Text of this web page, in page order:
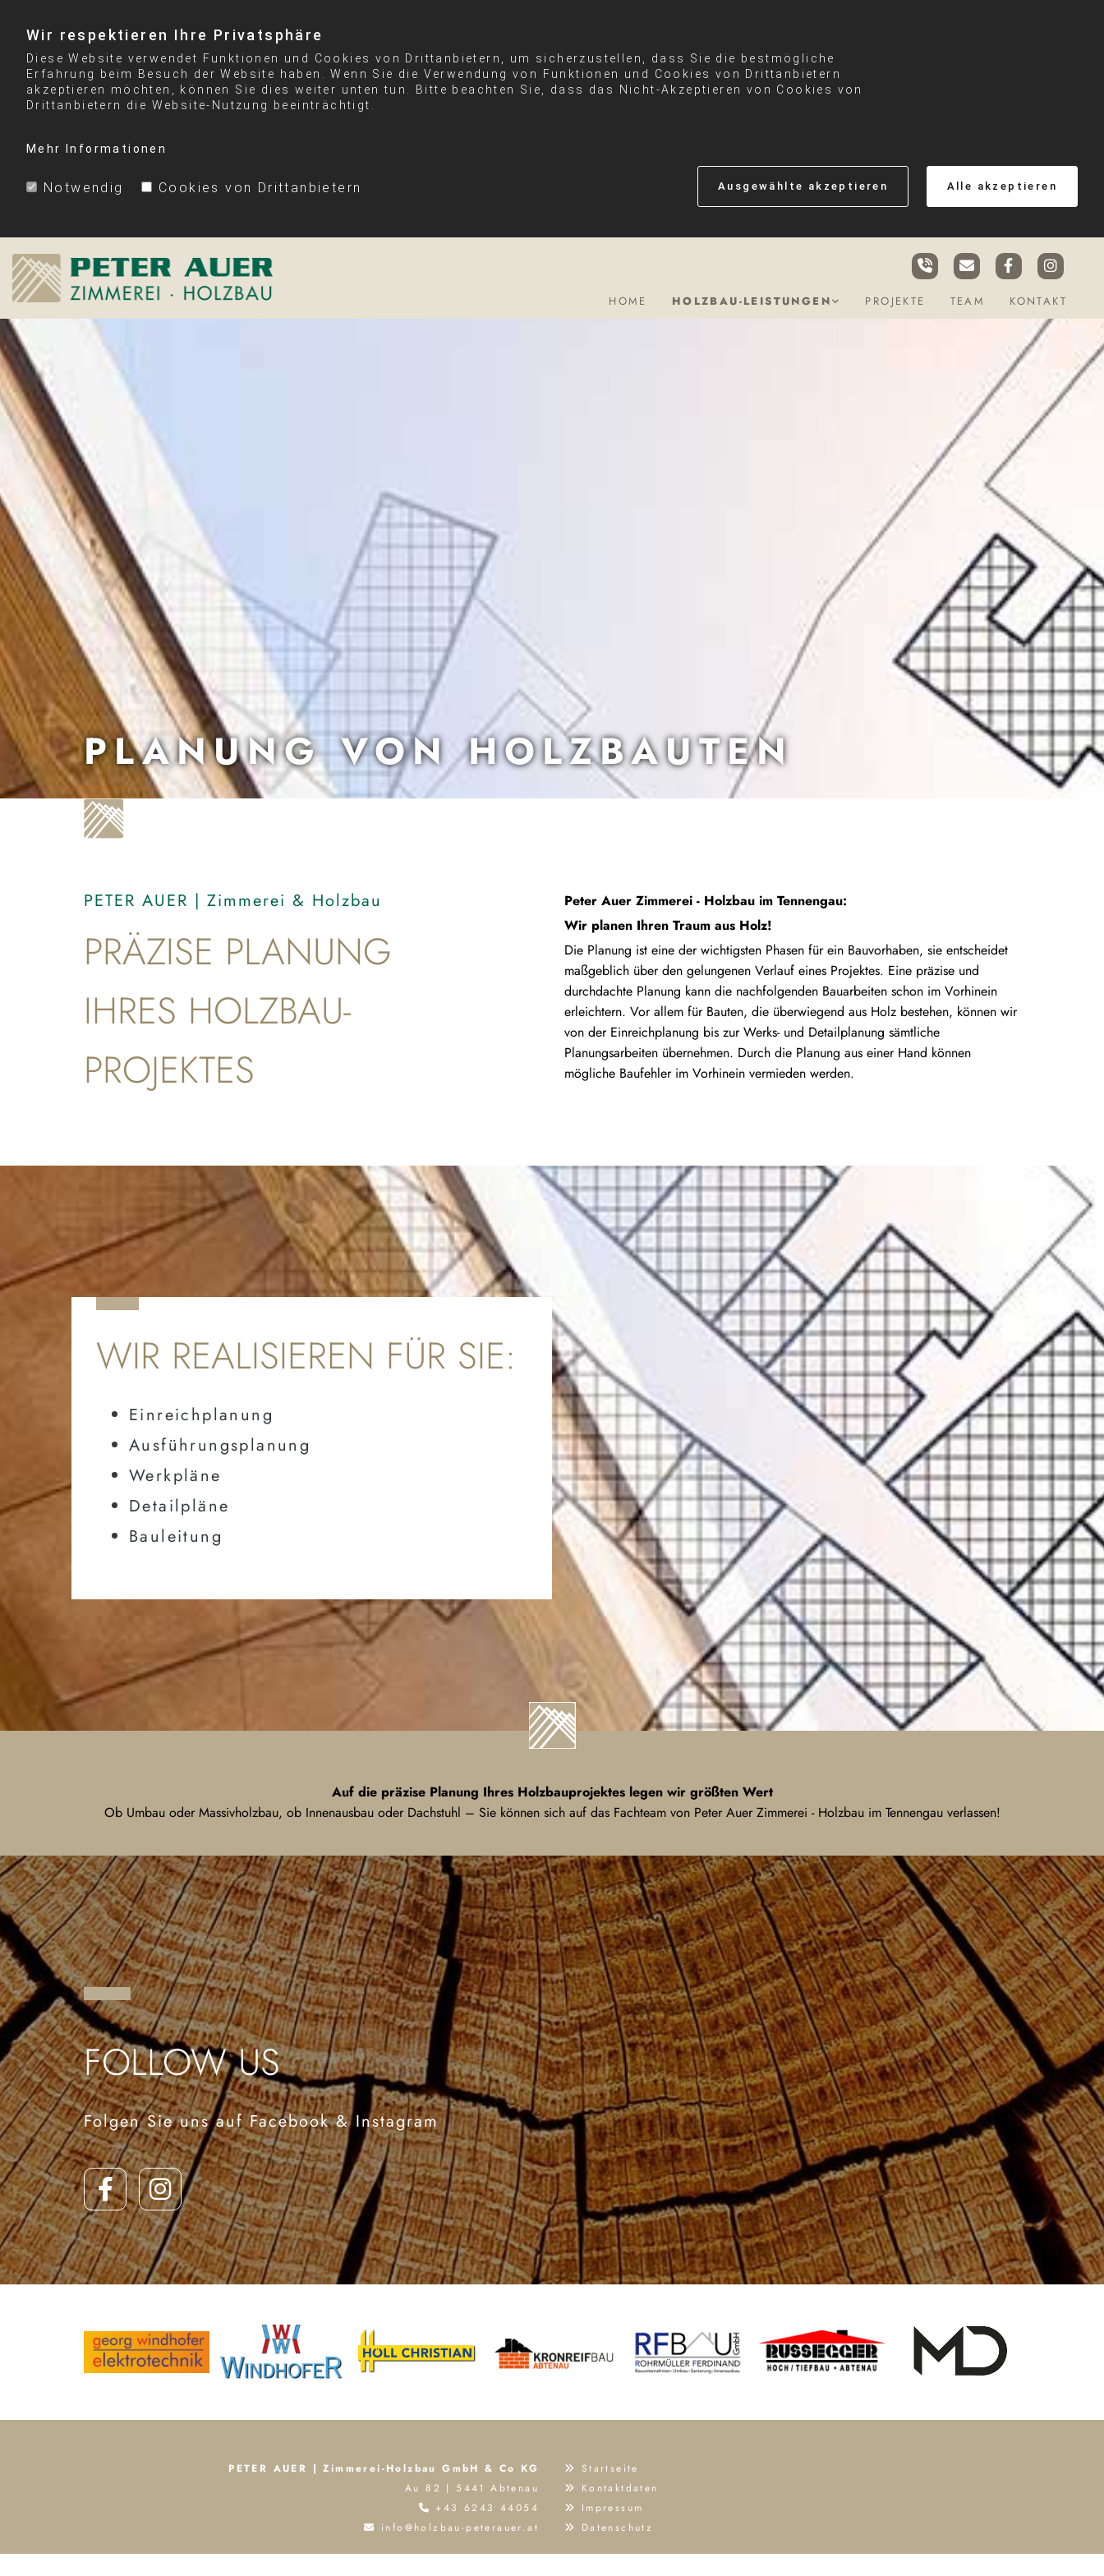
Wir respektieren Ihre Privatsphäre
Diese Website verwendet Funktionen und Cookies von Drittanbietern, um sicherzustellen, dass Sie die bestmögliche
Erfahrung beim Besuch der Website haben. Wenn Sie die Verwendung von Funktionen und Cookies von Drittanbietern
akzeptieren möchten, können Sie dies weiter unten tun. Bitte beachten Sie, dass das Nicht-Akzeptieren von Cookies von
Drittanbietern die Website-Nutzung beeinträchtigt.
Mehr Informationen
Notwendig Cookies von Drittanbietern Ausgewählte akzeptieren Alle akzeptieren
HOME HOLZBAU-LEISTUNGEN PROJEKTE TEAM KONTAKT
PLANUNG VON HOLZBAUTEN
PETER AUER | Zimmerei & Holzbau
PRÄZISE PLANUNG
IHRES HOLZBAU-
PROJEKTES
Peter Auer Zimmerei - Holzbau im Tennengau:
Wir planen Ihren Traum aus Holz!
Die Planung ist eine der wichtigsten Phasen für ein Bauvorhaben, sie entscheidet
maßgeblich über den gelungenen Verlauf eines Projektes. Eine präzise und
durchdachte Planung kann die nachfolgenden Bauarbeiten schon im Vorhinein
erleichtern. Vor allem für Bauten, die überwiegend aus Holz bestehen, können wir
von der Einreichplanung bis zur Werks- und Detailplanung sämtliche
Planungsarbeiten übernehmen. Durch die Planung aus einer Hand können
mögliche Baufehler im Vorhinein vermieden werden.
WIR REALISIEREN FÜR SIE:
Einreichplanung
Ausführungsplanung
Werkpläne
Detailpläne
Bauleitung
Auf die präzise Planung Ihres Holzbauprojektes legen wir größten Wert
Ob Umbau oder Massivholzbau, ob Innenausbau oder Dachstuhl – Sie können sich auf das Fachteam von Peter Auer Zimmerei - Holzbau im Tennengau verlassen!
FOLLOW US
Folgen Sie uns auf Facebook & Instagram
PETER AUER | Zimmerei-Holzbau GmbH & Co KG
Au 82 | 5441 Abtenau
 +43 6243 44054
 info@holzbau-peterauer.at
 Startseite
 Kontaktdaten
 Impressum
 Datenschutz